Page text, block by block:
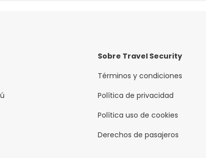
Sobre Travel Security
Términos y condiciones
Política de privacidad
Política uso de cookies
Derechos de pasajeros